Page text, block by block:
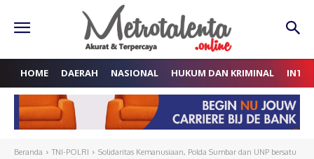
HOME DAERAH NASIONAL HUKUM DAN KRIMINAL
Beranda TNI-POLRI
Solidaritas Kemanusiaan, Polda Sumbar dan UNP bersatu